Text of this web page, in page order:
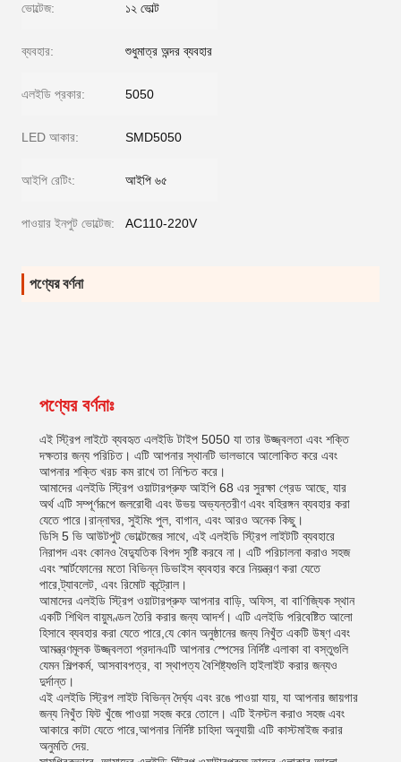
ভোল্টেজ: ১২ ভোল্ট
ব্যবহার: শুধুমাত্র অন্দর ব্যবহার
এলইডি প্রকার: 5050
LED আকার: SMD5050
আইপি রেটিং: আইপি ৬৫
পাওয়ার ইনপুট ভোল্টেজ: AC110-220V
পণ্যের বর্ণনা
পণ্যের বর্ণনাঃ
এই স্ট্রিপ লাইটে ব্যবহৃত এলইডি টাইপ 5050 যা তার উজ্জ্বলতা এবং শক্তি
দক্ষতার জন্য পরিচিত। এটি আপনার স্থানটি ভালভাবে আলোকিত করে এবং
আপনার শক্তি খরচ কম রাখে তা নিশ্চিত করে।
আমাদের এলইডি স্ট্রিপ ওয়াটারপ্রুফ আইপি 68 এর সুরক্ষা গ্রেড আছে, যার
অর্থ এটি সম্পূর্ণরূপে জলরোধী এবং উভয় অভ্যন্তরীণ এবং বহিরঙ্গন ব্যবহার করা
যেতে পারে।রান্নাঘর, সুইমিং পুল, বাগান, এবং আরও অনেক কিছু।
ডিসি 5 ভি আউটপুট ভোল্টেজের সাথে, এই এলইডি স্ট্রিপ লাইটটি ব্যবহারে
নিরাপদ এবং কোনও বৈদ্যুতিক বিপদ সৃষ্টি করবে না। এটি পরিচালনা করাও সহজ
এবং স্মার্টফোনের মতো বিভিন্ন ডিভাইস ব্যবহার করে নিয়ন্ত্রণ করা যেতে
পারে,ট্যাবলেট, এবং রিমোট কন্ট্রোল।
আমাদের এলইডি স্ট্রিপ ওয়াটারপ্রুফ আপনার বাড়ি, অফিস, বা বাণিজ্যিক স্থান
একটি শিথিল বায়ুমণ্ডল তৈরি করার জন্য আদর্শ। এটি এলইডি পরিবেষ্টিত আলো
হিসাবে ব্যবহার করা যেতে পারে,যে কোন অনুষ্ঠানের জন্য নিখুঁত একটি উষ্ণ এবং
আমন্ত্রণমূলক উজ্জ্বলতা প্রদানএটি আপনার স্পেসের নির্দিষ্ট এলাকা বা বস্তুগুলি
যেমন শিল্পকর্ম, আসবাবপত্র, বা স্থাপত্য বৈশিষ্ট্যগুলি হাইলাইট করার জন্যও
দুর্দান্ত।
এই এলইডি স্ট্রিপ লাইট বিভিন্ন দৈর্ঘ্য এবং রঙে পাওয়া যায়, যা আপনার জায়গার
জন্য নিখুঁত ফিট খুঁজে পাওয়া সহজ করে তোলে। এটি ইনস্টল করাও সহজ এবং
আকারে কাটা যেতে পারে,আপনার নির্দিষ্ট চাহিদা অনুযায়ী এটি কাস্টমাইজ করার
অনুমতি দেয়.